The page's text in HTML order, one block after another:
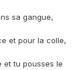
sa gangue,
et pour la colle,
et tu pousses le